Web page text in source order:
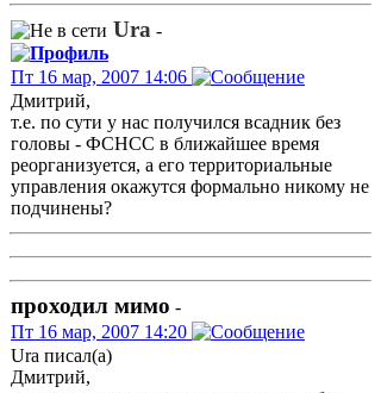
Ura -
Пт 16 мар, 2007 14:06
Дмитрий,
т.е. по сути у нас получился всадник без
головы - ФСНСС в ближайшее время
реорганизуется, а его территориальные
управления окажутся формально никому не
подчинены?
проходил мимо -
Пт 16 мар, 2007 14:20
Ura писал(а)
Дмитрий,